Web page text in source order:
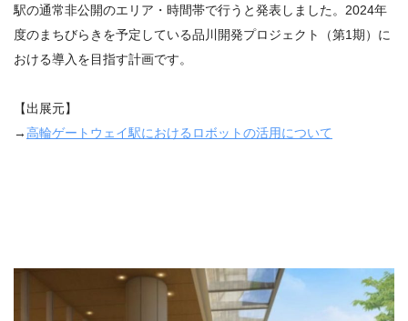
駅の通常非公開のエリア・時間帯で行うと発表しました。2024年
度のまちびらきを予定している品川開発プロジェクト（第1期）に
おける導入を目指す計画です。
【出展元】
→高輪ゲートウェイ駅におけるロボットの活用について